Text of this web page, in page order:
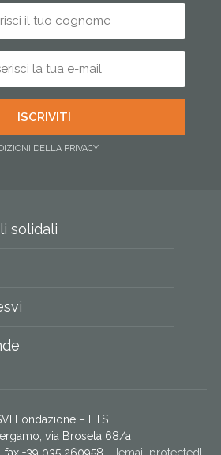
DELLA PRIVACY
solidali
Fondazione – ETS
via Broseta 68/a
+39 035 260958 – [email protected]